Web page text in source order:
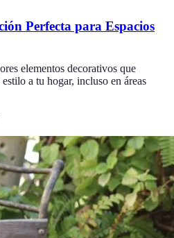
Perfecta para Espacios
elementos decorativos que
a tu hogar, incluso en áreas